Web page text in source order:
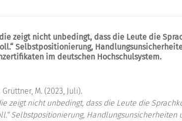
die zeigt nicht unbedingt, dass die Leute die
Selbstpositionierung,
im deutschen Hochschulsystem.
M. (2023, Juli).
zeigt nicht unbedingt, dass die Leute die
Selbstpositionierung, Handlungsunsicherheiten